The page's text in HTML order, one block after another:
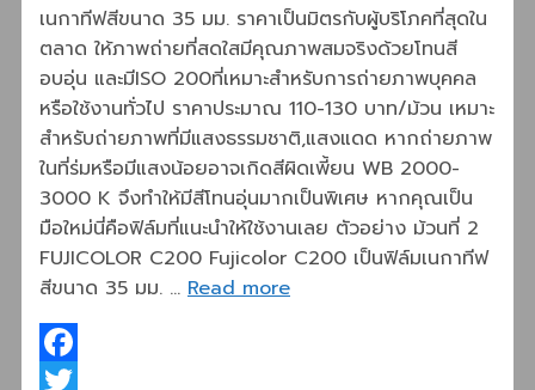
เนกาทีฟสีขนาด 35 มม. ราคาเป็นมิตรกับผู้บริโภคที่สุดใน
ตลาด ให้ภาพถ่ายที่สดใสมีคุณภาพสมจริงด้วยโทนสี
อบอุ่น และมีISO 200ที่เหมาะสำหรับการถ่ายภาพบุคคล
หรือใช้งานทั่วไป ราคาประมาณ 110-130 บาท/ม้วน เหมาะ
สำหรับถ่ายภาพที่มีแสงธรรมชาติ,แสงแดด หากถ่ายภาพ
ในที่ร่มหรือมีแสงน้อยอาจเกิดสีผิดเพี้ยน WB 2000-
3000 K จึงทำให้มีสีโทนอุ่นมากเป็นพิเศษ หากคุณเป็น
มือใหม่นี่คือฟิล์มที่แนะนำให้ใช้งานเลย ตัวอย่าง ม้วนที่ 2
FUJICOLOR C200 Fujicolor C200 เป็นฟิล์มเนกาทีฟ
สีขนาด 35 มม. … Read more
Facebook